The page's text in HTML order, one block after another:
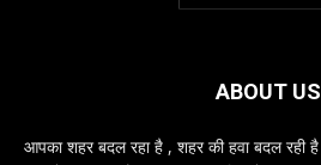
ABOUT US
आपका शहर बदल रहा है , शहर की हवा बदल रही